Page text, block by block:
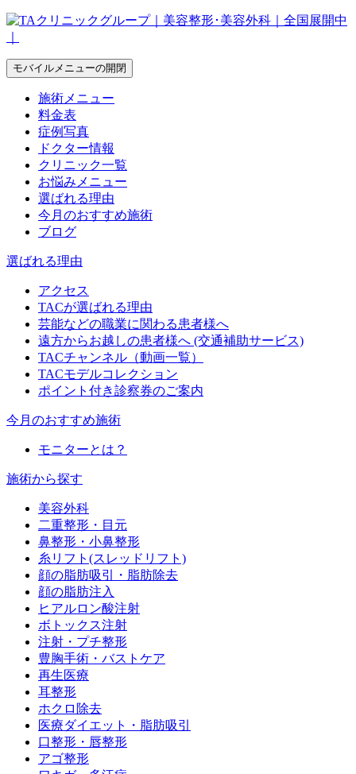
モバイルメニューの開閉
施術メニュー
料金表
症例写真
ドクター情報
クリニック一覧
お悩みメニュー
選ばれる理由
今月のおすすめ施術
ブログ
選ばれる理由
アクセス
TACが選ばれる理由
芸能などの職業に関わる患者様へ
遠方からお越しの患者様へ (交通補助サービス)
TACチャンネル（動画一覧）
TACモデルコレクション
ポイント付き診察券のご案内
今月のおすすめ施術
モニターとは？
施術から探す
美容外科
二重整形・目元
鼻整形・小鼻整形
糸リフト(スレッドリフト)
顔の脂肪吸引・脂肪除去
顔の脂肪注入
ヒアルロン酸注射
ボトックス注射
注射・プチ整形
豊胸手術・バストケア
再生医療
耳整形
ホクロ除去
医療ダイエット・脂肪吸引
口整形・唇整形
アゴ整形